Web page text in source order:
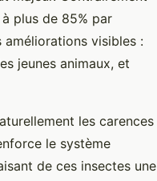
plus de 85% par
visibles :
jeunes animaux, et
les carences
le système
de ces insectes une